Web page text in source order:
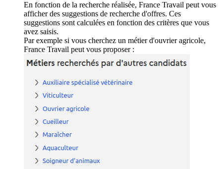
En fonction de la recherche réalisée, France Travail peut vous
afficher des suggestions de recherche d'offres. Ces
suggestions sont calculées en fonction des critères que vous
avez saisis.
Par exemple si vous cherchez un métier d'ouvrier agricole,
France Travail peut vous proposer :